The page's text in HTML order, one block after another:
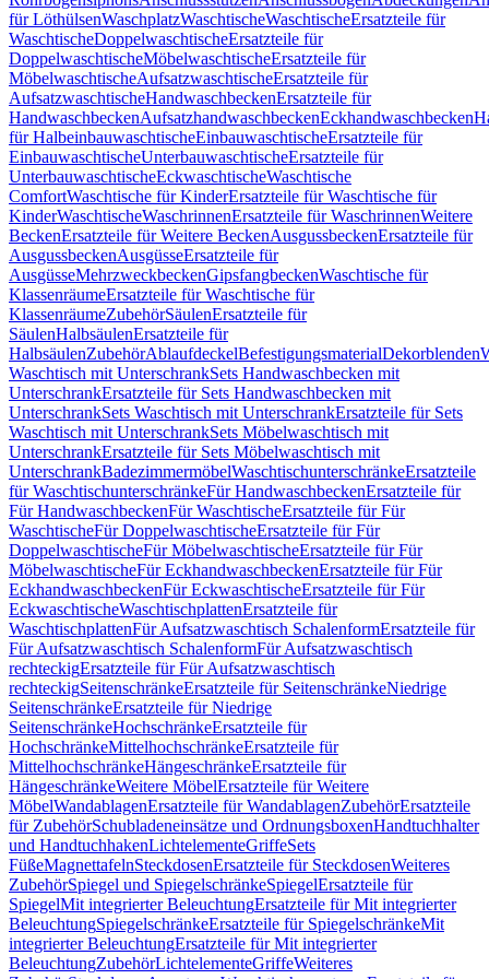
für LöthülsenWaschplatzWaschtischeWaschtischeErsatzteile für
WaschtischeDoppelwaschtischeErsatzteile für
DoppelwaschtischeMöbelwaschtischeErsatzteile für
MöbelwaschtischeAufsatzwaschtischeErsatzteile für
AufsatzwaschtischeHandwaschbeckenErsatzteile für
HandwaschbeckenAufsatzhandwaschbeckenEckhandwaschbecken
für HalbeinbauwaschtischeEinbauwaschtischeErsatzteile für
EinbauwaschtischeUnterbauwaschtischeErsatzteile für
UnterbauwaschtischeEckwaschtischeWaschtische
ComfortWaschtische für KinderErsatzteile für Waschtische für
KinderWaschtischeWaschrinnenErsatzteile für WaschrinnenWeitere
BeckenErsatzteile für Weitere BeckenAusgussbeckenErsatzteile für
AusgussbeckenAusgüsseErsatzteile für
AusgüsseMehrzweckbeckenGipsfangbeckenWaschtische für
KlassenräumeErsatzteile für Waschtische für
KlassenräumeZubehörSäulenErsatzteile für
SäulenHalbsäulenErsatzteile für
HalbsäulenZubehörAblaufdeckelBefestigungsmaterialDekorblenden
Waschtisch mit UnterschrankSets Handwaschbecken mit
UnterschrankErsatzteile für Sets Handwaschbecken mit
UnterschrankSets Waschtisch mit UnterschrankErsatzteile für Sets
Waschtisch mit UnterschrankSets Möbelwaschtisch mit
UnterschrankErsatzteile für Sets Möbelwaschtisch mit
UnterschrankBadezimmermöbelWaschtischunterschränkeErsatzteile
für WaschtischunterschränkeFür HandwaschbeckenErsatzteile für
Für HandwaschbeckenFür WaschtischeErsatzteile für Für
WaschtischeFür DoppelwaschtischeErsatzteile für Für
DoppelwaschtischeFür MöbelwaschtischeErsatzteile für Für
MöbelwaschtischeFür EckhandwaschbeckenErsatzteile für Für
EckhandwaschbeckenFür EckwaschtischeErsatzteile für Für
EckwaschtischeWaschtischplattenErsatzteile für
WaschtischplattenFür Aufsatzwaschtisch SchalenformErsatzteile für
Für Aufsatzwaschtisch SchalenformFür Aufsatzwaschtisch
rechteckigErsatzteile für Für Aufsatzwaschtisch
rechteckigSeitenschränkeErsatzteile für SeitenschränkeNiedrige
SeitenschränkeErsatzteile für Niedrige
SeitenschränkeHochschränkeErsatzteile für
HochschränkeMittelhochschränkeErsatzteile für
MittelhochschränkeHängeschränkeErsatzteile für
HängeschränkeWeitere MöbelErsatzteile für Weitere
MöbelWandablagenErsatzteile für WandablagenZubehörErsatzteile
für ZubehörSchubladeneinsätze und OrdnungsboxenHandtuchhalter
und HandtuchhakenLichtelementeGriffeSets
FüßeMagnettafelnSteckdosenErsatzteile für SteckdosenWeiteres
ZubehörSpiegel und SpiegelschränkeSpiegelErsatzteile für
SpiegelMit integrierter BeleuchtungErsatzteile für Mit integrierter
BeleuchtungSpiegelschränkeErsatzteile für SpiegelschränkeMit
integrierter BeleuchtungErsatzteile für Mit integrierter
BeleuchtungZubehörLichtelementeGriffeWeiteres